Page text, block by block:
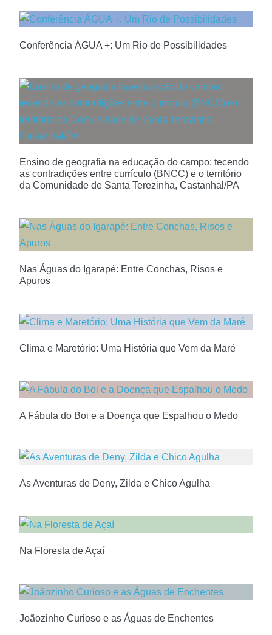
Conferência ÁGUA +: Um Rio de Possibilidades
Ensino de geografia na educação do campo: tecendo
as contradições entre currículo (BNCC) e o território
da Comunidade de Santa Terezinha, Castanhal/PA
Nas Águas do Igarapé: Entre Conchas, Risos e
Apuros
Clima e Maretório: Uma História que Vem da Maré
A Fábula do Boi e a Doença que Espalhou o Medo
As Aventuras de Deny, Zilda e Chico Agulha
Na Floresta de Açaí
Joãozinho Curioso e as Águas de Enchentes